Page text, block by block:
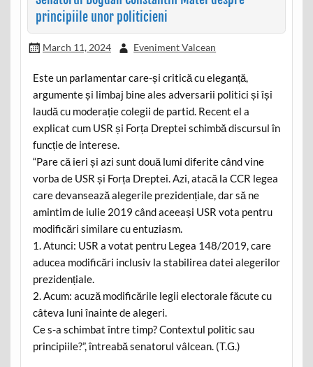
principiile unor politicieni
March 11, 2024 Eveniment Valcean
Este un parlamentar care-și critică cu eleganță,
argumente și limbaj bine ales adversarii politici și își
laudă cu moderație colegii de partid. Recent el a
explicat cum USR și Forța Dreptei schimbă discursul în
funcție de interese.
“Pare că ieri și azi sunt două lumi diferite când vine
vorba de USR și Forța Dreptei. Azi, atacă la CCR legea
care devansează alegerile prezidențiale, dar să ne
amintim de iulie 2019 când aceeași USR vota pentru
modificări similare cu entuziasm.
1. Atunci: USR a votat pentru Legea 148/2019, care
aducea modificări inclusiv la stabilirea datei alegerilor
prezidențiale.
2. Acum: acuză modificările legii electorale făcute cu
câteva luni înainte de alegeri.
Ce s-a schimbat între timp? Contextul politic sau
principiile?”, întreabă senatorul vâlcean. (T.G.)